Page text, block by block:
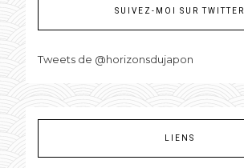
SUIVEZ-MOI SUR TWITTER
Tweets de @horizonsdujapon
LIENS